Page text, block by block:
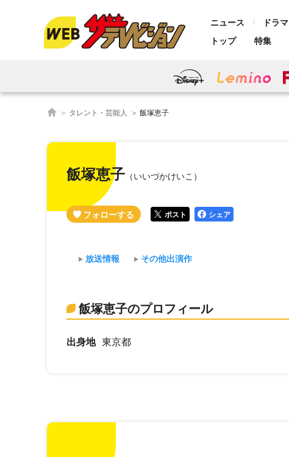
ニュース ドラマ
トップ
特集
タレント・芸能人 飯塚恵子
飯塚恵子 （いいづかけいこ）
ポスト シェア
放送情報 その他出演作
飯塚恵子のプロフィール
出身地 東京都